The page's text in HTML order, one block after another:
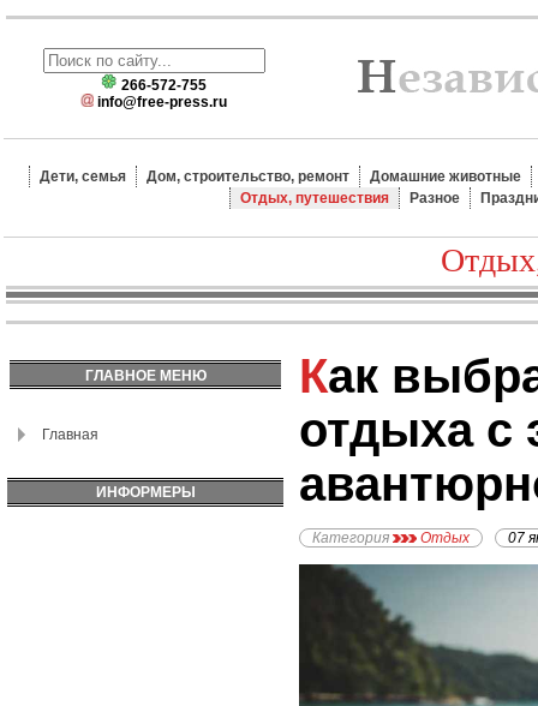
266-572-755
info@free-press.ru
Дети, семья Дом, строительство, ремонт
Домашние животные
Отдых, путешествия
Разное
ГЛАВНОЕ МЕНЮ
Главная
ИНФОРМЕРЫ
Как выбрать страну для
отдыха с
Категория Отдых 07